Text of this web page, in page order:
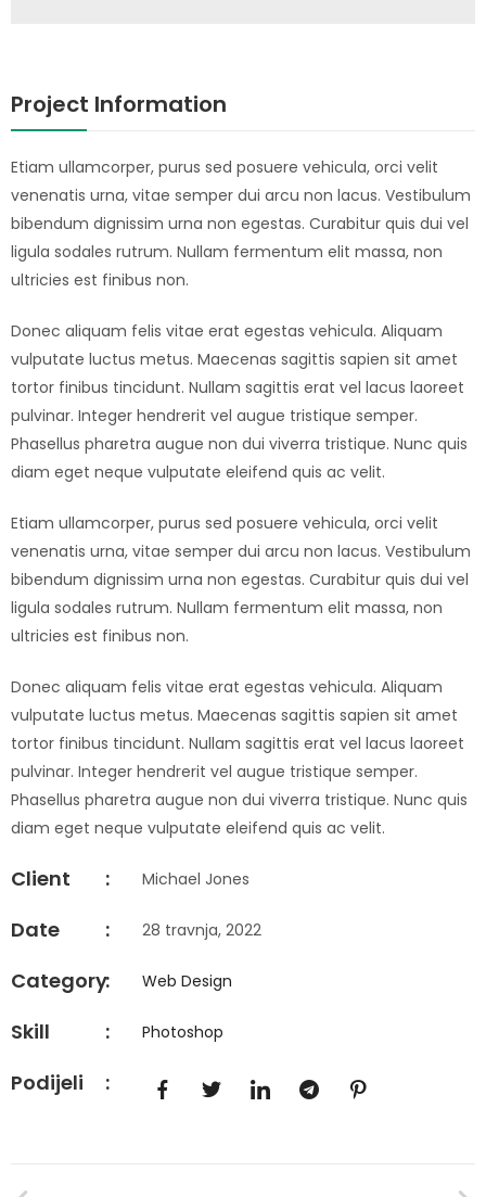
Project Information
Etiam ullamcorper, purus sed posuere vehicula, orci velit
venenatis urna, vitae semper dui arcu non lacus. Vestibulum
bibendum dignissim urna non egestas. Curabitur quis dui vel
ligula sodales rutrum. Nullam fermentum elit massa, non
ultricies est finibus non.
Donec aliquam felis vitae erat egestas vehicula. Aliquam
vulputate luctus metus. Maecenas sagittis sapien sit amet
tortor finibus tincidunt. Nullam sagittis erat vel lacus laoreet
pulvinar. Integer hendrerit vel augue tristique semper.
Phasellus pharetra augue non dui viverra tristique. Nunc quis
diam eget neque vulputate eleifend quis ac velit.
Etiam ullamcorper, purus sed posuere vehicula, orci velit
venenatis urna, vitae semper dui arcu non lacus. Vestibulum
bibendum dignissim urna non egestas. Curabitur quis dui vel
ligula sodales rutrum. Nullam fermentum elit massa, non
ultricies est finibus non.
Donec aliquam felis vitae erat egestas vehicula. Aliquam
vulputate luctus metus. Maecenas sagittis sapien sit amet
tortor finibus tincidunt. Nullam sagittis erat vel lacus laoreet
pulvinar. Integer hendrerit vel augue tristique semper.
Phasellus pharetra augue non dui viverra tristique. Nunc quis
diam eget neque vulputate eleifend quis ac velit.
Client : Michael Jones
Date : 28 travnja, 2022
Category: Web Design
Skill : Photoshop
Podijeli :